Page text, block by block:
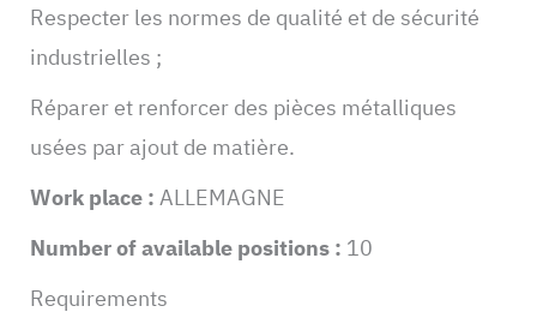
Respecter les normes de qualité et de sécurité
industrielles ;
Réparer et renforcer des pièces métalliques
usées par ajout de matière.
Work place :ALLEMAGNE
Number of available positions : 10
Requirements